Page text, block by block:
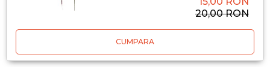
20,00 RON
CUMPARA